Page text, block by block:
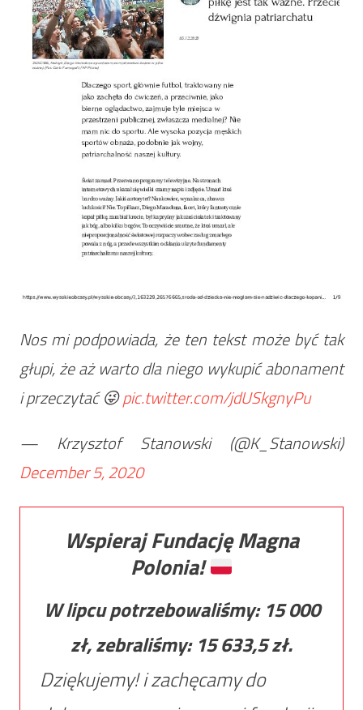
Nos mi podpowiada, że ten tekst może być tak
głupi, że aż warto dla niego wykupić abonament
i przeczytać 😜pic.twitter.com/jdUSkgnyPu
— Krzysztof Stanowski (@K_Stanowski)
December 5, 2020
Wspieraj Fundację Magna
Polonia!
W lipcu potrzebowaliśmy: 15 000
zł, zebraliśmy: 15 633,5zł.
Dziękujemy! i zachęcamy do